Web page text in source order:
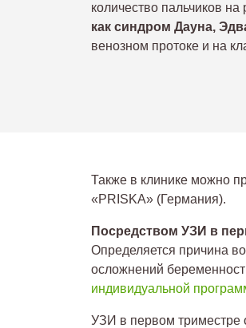
количество пальчиков на
как синдром Дауна,
венозном протоке и на
Также в клинике можно
«PRISKA» (Германия).
Посредством УЗИ в
Определяется причина
осложнений
индивидуальной
УЗИ в первом триместре